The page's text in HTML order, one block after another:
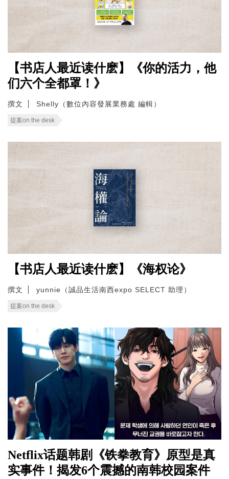
【书店人最近读什麽】《你的活力，他
们六个全都罩！》
撰文 Shelly（數位內容發展業務處 編輯）
提案on the desk
【书店人最近读什麽】《海权论》
撰文 yunnie（誠品生活南西expo SELECT 助理）
提案on the desk
Netflix话题韩剧《铁拳教育》原型是真
实事件！揭发6个震撼的南韩校园案件